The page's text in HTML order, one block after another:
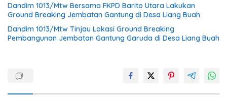
Dandim 1013/Mtw Bersama FKPD Barito Utara Lakukan
Ground Breaking Jembatan Gantung di Desa Liang Buah
Dandim 1013/Mtw Tinjau Lokasi Ground Breaking
Pembangunan Jembatan Gantung Garuda di Desa Liang Buah